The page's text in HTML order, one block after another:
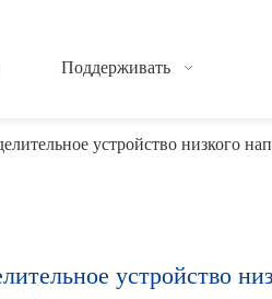
Поддерживать
устройство низкого
устройство